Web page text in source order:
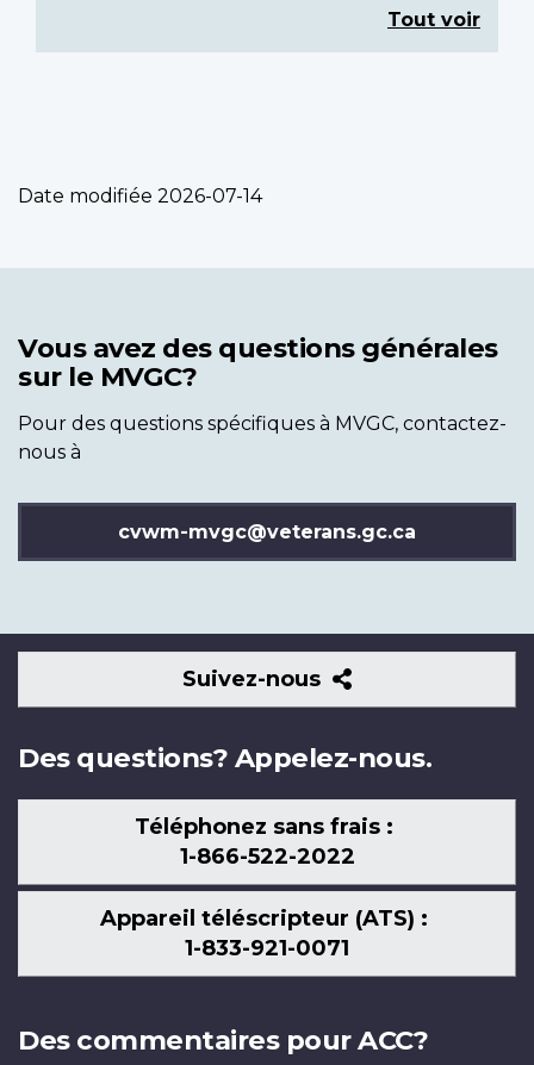
Tout voir
Date modifiée 2026-07-14
Vous avez des questions générales
sur le MVGC?
Pour des questions spécifiques à MVGC, contactez-
nous à
cvwm-mvgc@veterans.gc.ca
Suivez-nous
Suivez-
nous
Des questions? Appelez-nous.
Téléphonez sans frais :
1-866-522-2022
Appareil téléscripteur (ATS) :
1-833-921-0071
Des commentaires pour ACC?